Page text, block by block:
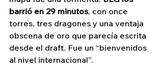
barrió en 29 minutos, con once
torres, tres dragones y una ventaja
obscena de oro que parecía escrita
desde el draft. Fue un “bienvenidos
al nivel internacional”.